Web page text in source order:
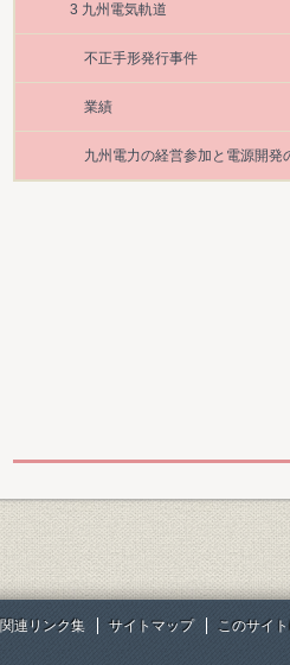
3 九州電気軌道
不正手形発行事件
業績
九州電力の経営参加と電源開発
関連リンク集 サイトマップ このサイ